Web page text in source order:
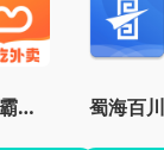
歪麦霸王餐 蜀海百川